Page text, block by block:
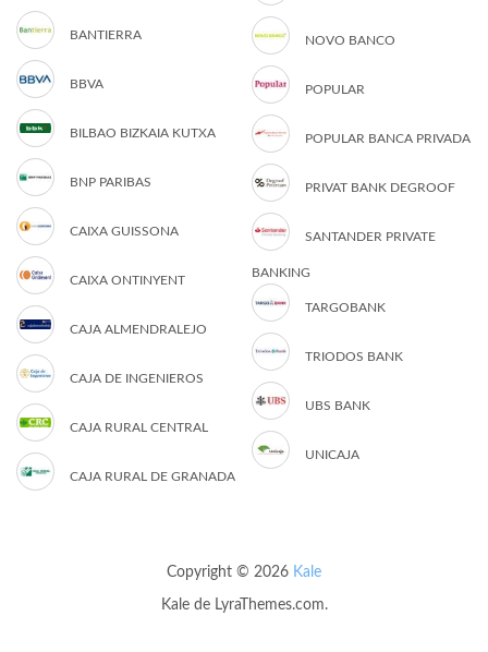
BANTIERRA
BBVA
BILBAO BIZKAIA KUTXA
BNP PARIBAS
CAIXA GUISSONA
CAIXA ONTINYENT
CAJA ALMENDRALEJO
CAJA DE INGENIEROS
CAJA RURAL CENTRAL
CAJA RURAL DE GRANADA
NOVO BANCO
POPULAR
POPULAR BANCA PRIVADA
PRIVAT BANK DEGROOF
SANTANDER PRIVATE
BANKING
TARGOBANK
TRIODOS BANK
UBS BANK
UNICAJA
Copyright © 2026 Kale
Kalede LyraThemes.com.